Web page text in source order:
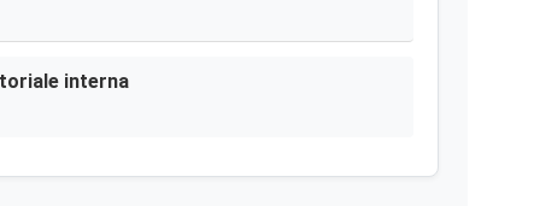
interna